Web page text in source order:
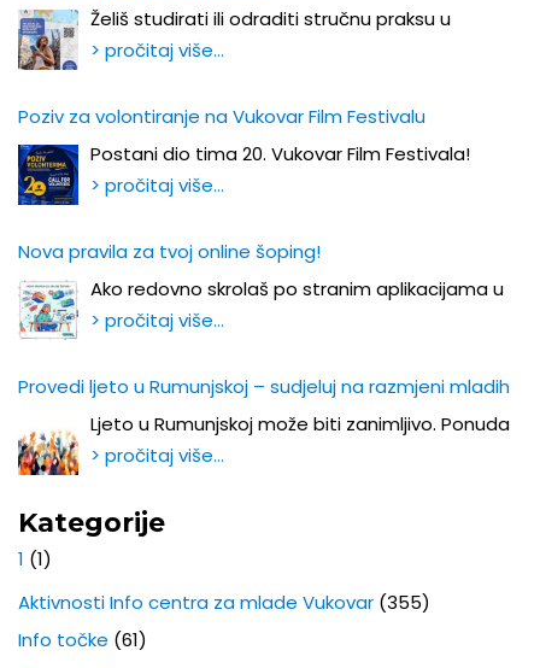
Želiš studirati ili odraditi stručnu praksu u
> pročitaj više…
Poziv za volontiranje na Vukovar Film Festivalu
Postani dio tima 20. Vukovar Film Festivala!
> pročitaj više…
Nova pravila za tvoj online šoping!
Ako redovno skrolaš po stranim aplikacijama u
> pročitaj više…
Provedi ljeto u Rumunjskoj – sudjeluj na razmjeni mladih
Ljeto u Rumunjskoj može biti zanimljivo. Ponuda
> pročitaj više…
Kategorije
1 (1)
Aktivnosti Info centra za mlade Vukovar (355)
Info točke (61)